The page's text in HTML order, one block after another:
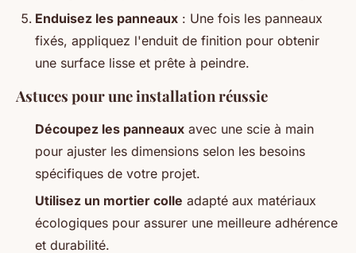
Enduisez les panneaux : Une fois les panneaux
fixés, appliquez l'enduit de finition pour obtenir
une surface lisse et prête à peindre.
Astuces pour une installation réussie
Découpez les panneaux avec une scie à main
pour ajuster les dimensions selon les besoins
spécifiques de votre projet.
Utilisez un mortier colle adapté aux matériaux
écologiques pour assurer une meilleure adhérence
et durabilité.